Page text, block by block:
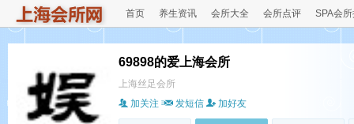
首页 养生资讯 会所大全 会所点评 SPA会
69898的爱上海会所
上海丝足会所
加关注
发短信 加好友